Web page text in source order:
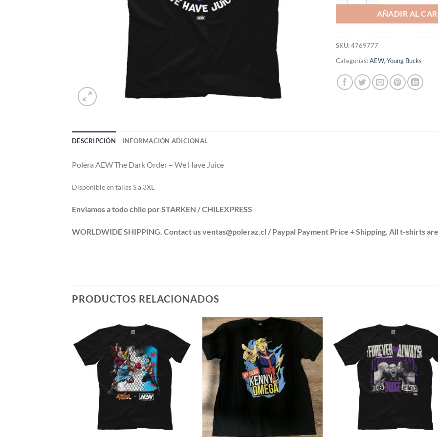
AÑADIR AL
SKU:4769777
Categorías:AEW, Young Bucks
DESCRIPCIÓN INFORMACIÓN ADICIONAL
Polera AEW The Dark Order – We Have Juice
Disponible en tallas S a 3XL
Enviamos a todo chile por STARKEN / CHILEXPRESS
WORLDWIDE SHIPPING. Contact us ventas@poleraz.cl / Paypal Payment Price + Shipping. All t-shirts
PRODUCTOS RELACIONADOS